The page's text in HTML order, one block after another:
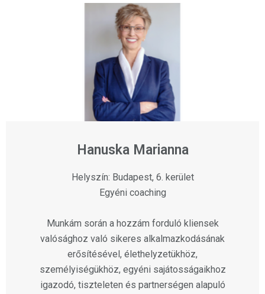
Hanuska Marianna
Helyszín: Budapest, 6. kerület
Egyéni coaching
Munkám során a hozzám forduló kliensek
valósághoz való sikeres alkalmazkodásának
erősítésével, élethelyzetükhöz,
személyiségükhöz, egyéni sajátosságaikhoz
igazodó, tiszteleten és partnerségen alapuló